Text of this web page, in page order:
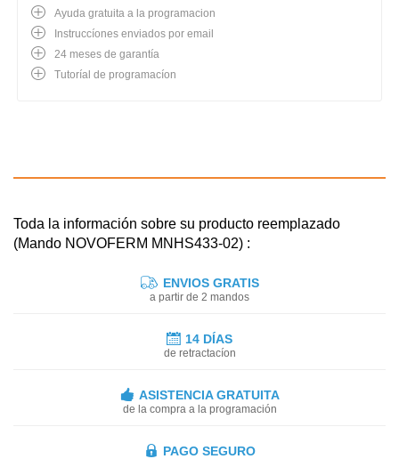
Ayuda gratuita a la programacion
Instruccíones enviados por email
24 meses de garantía
Tutoríal de programacíon
Toda la información sobre su producto reemplazado
(Mando NOVOFERM MNHS433-02) :
ENVIOS GRATIS
a partir de 2 mandos
14 DÍAS
de retractacíon
ASISTENCIA GRATUITA
de la compra a la programación
PAGO SEGURO